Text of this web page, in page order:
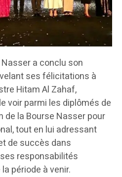
a conclu son
ses félicitations à
Hitam Al Zahaf,
voir parmi les diplômés de
de la Bourse Nasser pour
tout en lui adressant
de succès dans
responsabilités
période à venir.